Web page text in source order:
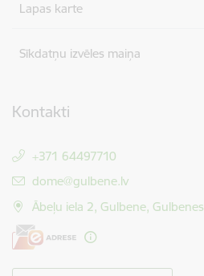
Lapas karte
Sīkdatņu izvēles maiņa
Kontakti
+371 64497710
E-pasts:
dome@gulbene.lv
Ābeļu iela 2, Gulbene,